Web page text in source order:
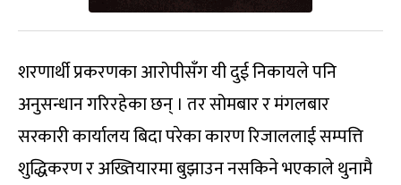
शरणार्थी प्रकरणका आरोपीसँग यी दुई निकायले पनि
अनुसन्धान गरिरहेका छन् । तर सोमबार र मंगलबार
सरकारी कार्यालय बिदा परेका कारण रिजाललाई सम्पत्ति
शुद्धिकरण र अख्तियारमा बुझाउन नसकिने भएकाले थुनामै